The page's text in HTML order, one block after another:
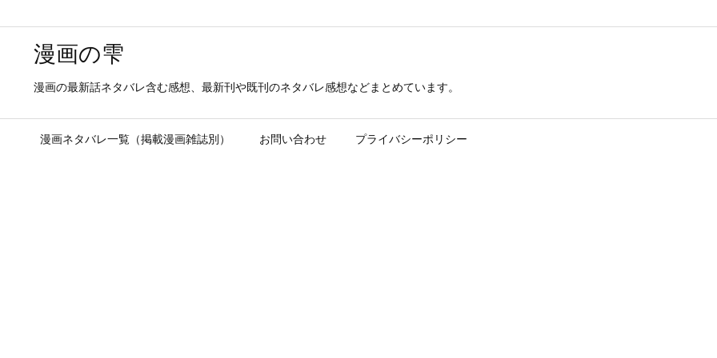
漫画の雫
漫画の最新話ネタバレ含む感想、最新刊や既刊のネタバレ感想などまとめています。
漫画ネタバレ一覧（掲載漫画雑誌別） お問い合わせ プライバシーポリシー